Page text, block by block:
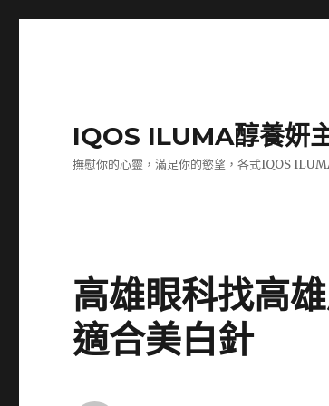
IQOS ILUMA醇養妍
撫慰你的心靈，滿足你的慾望，各式IQOS
高雄眼科找高
適合美白針